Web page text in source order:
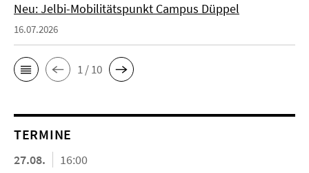
Neu: Jelbi-Mobilitätspunkt Campus Düppel
16.07.2026
1 / 10
TERMINE
27.08.
16:00